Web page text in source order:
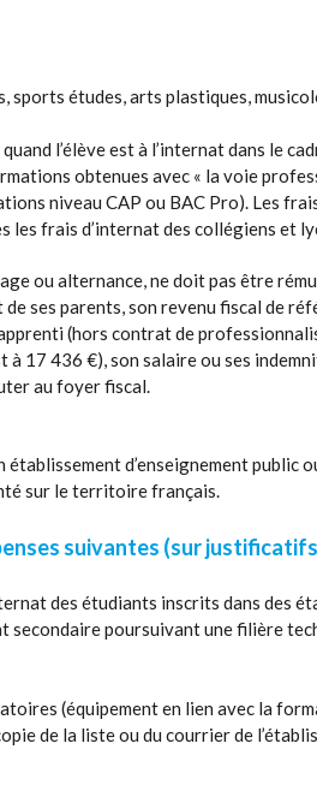
sports études, arts plastiques,
l’élève est à l’internat dans le
obtenues avec « la voie
niveau CAP ou BAC Pro). Les
les frais d’internat des collégiens et
ou alternance, ne doit pas être
ses parents, son revenu fiscal de
(hors contrat de
à 17 436 €), son salaire ou ses
au foyer fiscal.
établissement d’enseignement
sur le territoire français.
suivantes (sur justificatifs
des étudiants inscrits dans des
secondaire poursuivant une filière
(équipement en lien avec la
de la liste ou du courrier de